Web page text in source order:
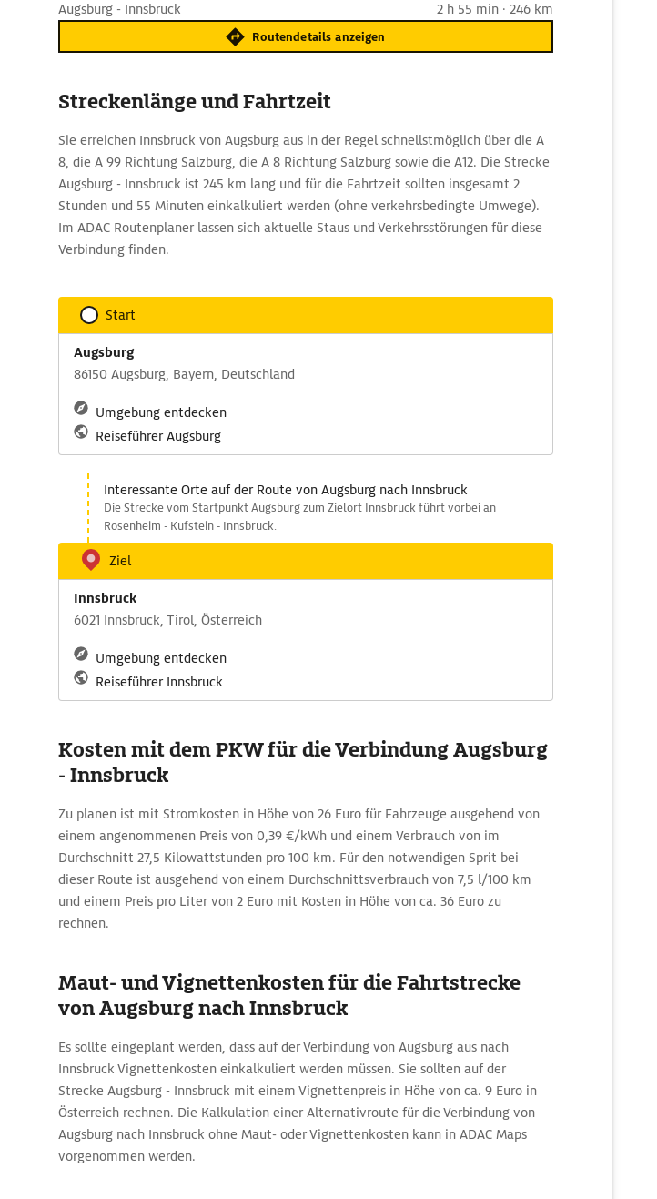
Augsburg - Innsbruck 2 h 55 min · 246 km
Routendetails anzeigen
Streckenlänge und Fahrtzeit
Sie erreichen Innsbruck von Augsburg aus in der Regel schnellstmöglich über die A
8, die A 99 Richtung Salzburg, die A 8 Richtung Salzburg sowie die A12. Die Strecke
Augsburg - Innsbruck ist 245 km lang und für die Fahrtzeit sollten insgesamt 2
Stunden und 55 Minuten einkalkuliert werden (ohne verkehrsbedingte Umwege).
Im ADAC Routenplaner lassen sich aktuelle Staus und Verkehrsstörungen für diese
Verbindung finden.
Start
Augsburg
86150 Augsburg, Bayern, Deutschland
Umgebung entdecken
Reiseführer Augsburg
Interessante Orte auf der Route von Augsburg nach Innsbruck
Die Strecke vom Startpunkt Augsburg zum Zielort Innsbruck führt vorbei an
Rosenheim - Kufstein - Innsbruck.
Ziel
Innsbruck
6021 Innsbruck, Tirol, Österreich
Umgebung entdecken
Reiseführer Innsbruck
Kosten mit dem PKW für die Verbindung Augsburg
- Innsbruck
Zu planen ist mit Stromkosten in Höhe von 26 Euro für Fahrzeuge ausgehend von
einem angenommenen Preis von 0,39 €/kWh und einem Verbrauch von im
Durchschnitt 27,5 Kilowattstunden pro 100 km. Für den notwendigen Sprit bei
dieser Route ist ausgehend von einem Durchschnittsverbrauch von 7,5 l/100 km
und einem Preis pro Liter von 2 Euro mit Kosten in Höhe von ca. 36 Euro zu
rechnen.
Maut- und Vignettenkosten für die Fahrtstrecke
von Augsburg nach Innsbruck
Es sollte eingeplant werden, dass auf der Verbindung von Augsburg aus nach
Innsbruck Vignettenkosten einkalkuliert werden müssen. Sie sollten auf der
Strecke Augsburg - Innsbruck mit einem Vignettenpreis in Höhe von ca. 9 Euro in
Österreich rechnen. Die Kalkulation einer Alternativroute für die Verbindung von
Augsburg nach Innsbruck ohne Maut- oder Vignettenkosten kann in ADAC Maps
vorgenommen werden.